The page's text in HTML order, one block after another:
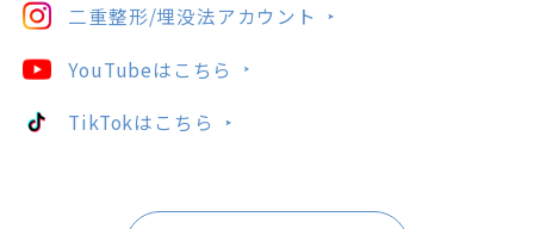
二重整形/埋没法アカウント
YouTubeはこちら
TikTokはこちら